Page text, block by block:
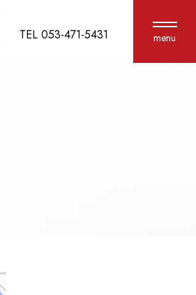
TEL 053-471-5431 menu